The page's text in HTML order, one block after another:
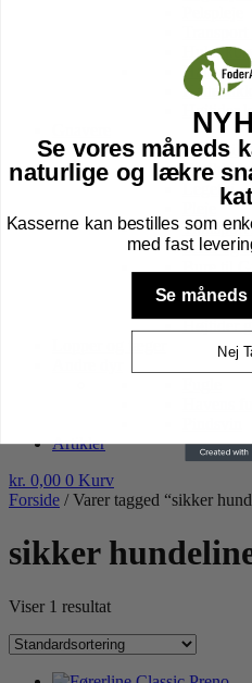
Hule,
Højtider
Foder til
Legetøj
Seler og
Bund til
Højtider
Artikler
kr. 0,00 0 Kurv
Forside / Varer tagged “sikker
sikker
Viser 1 resultat
Se vores måneds
naturlige og lækre
Kasserne kan bestilles som
med fast
Se
Nej